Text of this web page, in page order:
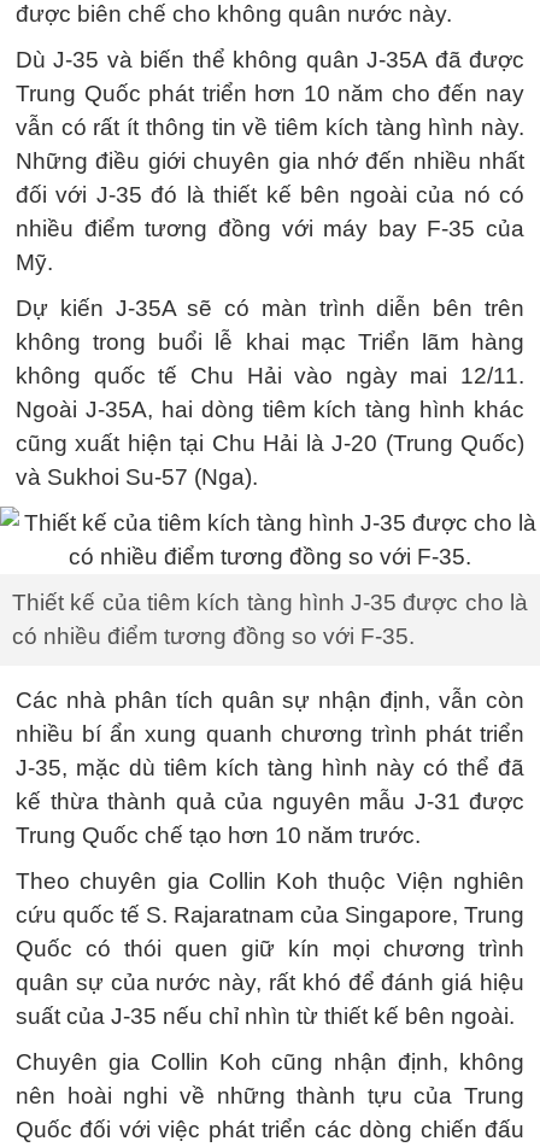
được biên chế cho không quân nước này.
Dù J-35 và biến thể không quân J-35A đã được
Trung Quốc phát triển hơn 10 năm cho đến nay
vẫn có rất ít thông tin về tiêm kích tàng hình này.
Những điều giới chuyên gia nhớ đến nhiều nhất
đối với J-35 đó là thiết kế bên ngoài của nó có
nhiều điểm tương đồng với máy bay F-35 của
Mỹ.
Dự kiến J-35A sẽ có màn trình diễn bên trên
không trong buổi lễ khai mạc Triển lãm hàng
không quốc tế Chu Hải vào ngày mai 12/11.
Ngoài J-35A, hai dòng tiêm kích tàng hình khác
cũng xuất hiện tại Chu Hải là J-20 (Trung Quốc)
và Sukhoi Su-57 (Nga).
Thiết kế của tiêm kích tàng hình J-35 được cho là
có nhiều điểm tương đồng so với F-35.
Các nhà phân tích quân sự nhận định, vẫn còn
nhiều bí ẩn xung quanh chương trình phát triển
J-35, mặc dù tiêm kích tàng hình này có thể đã
kế thừa thành quả của nguyên mẫu J-31 được
Trung Quốc chế tạo hơn 10 năm trước.
Theo chuyên gia Collin Koh thuộc Viện nghiên
cứu quốc tế S. Rajaratnam của Singapore, Trung
Quốc có thói quen giữ kín mọi chương trình
quân sự của nước này, rất khó để đánh giá hiệu
suất của J-35 nếu chỉ nhìn từ thiết kế bên ngoài.
Chuyên gia Collin Koh cũng nhận định, không
nên hoài nghi về những thành tựu của Trung
Quốc đối với việc phát triển các dòng chiến đấu